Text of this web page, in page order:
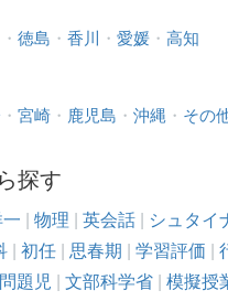
・ 徳島 ・ 香川 ・ 愛媛 ・ 高知
・ 宮崎 ・ 鹿児島 ・ 沖縄 ・ その
探す
物理 英会話 シュタイ
初任 思春期 学習評価
問題児 文部科学省 模擬授